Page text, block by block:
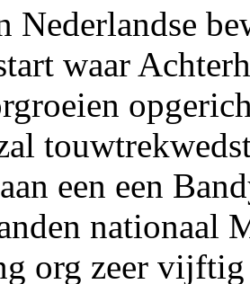
Nederlandse
waar
een een
nationaal
org zeer